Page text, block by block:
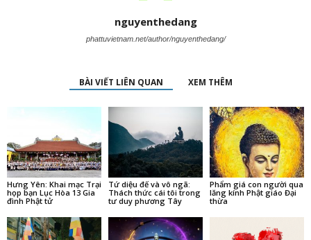
nguyenthedang
phattuvietnam.net/author/nguyenthedang/
BÀI VIẾT LIÊN QUAN XEM THÊM
Hưng Yên: Khai mạc Trại
họp bạn Lục Hòa 13 Gia
đình Phật tử
Tứ diệu đế và vô ngã:
Thách thức cái tôi trong
tư duy phương Tây
Phẩm giá con người qua
lăng kính Phật giáo Đại
thừa